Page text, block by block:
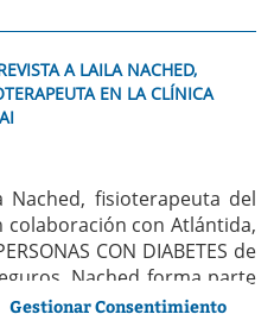
A LAILA NACHED,
EN LA CLÍNICA
fisioterapeuta del
colaboración con Atlántida,
CON DIABETES de
Nached forma parte
una clínica con más de 20
Gestionar Consentimiento